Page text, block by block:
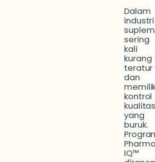
Dalam
industri
sering
kali
kurang
teratur
dan
kontrol
yang
buruk.
IQ™